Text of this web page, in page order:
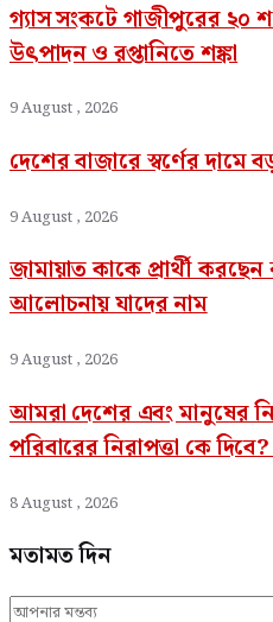
গ্যাস সংকটে গাজীপুরের ২০
উৎপাদন ও রপ্তানিতে শঙ্কা
9 August , 2026
দেশের বাজারে স্বর্ণের দামে
9 August , 2026
জামায়াত কাকে প্রার্থী করছেন
আলোচনায় যাদের নাম
9 August , 2026
আমরা দেশের এবং মানুষের
পরিবারের নিরাপত্তা কে
8 August , 2026
মতামত দিন